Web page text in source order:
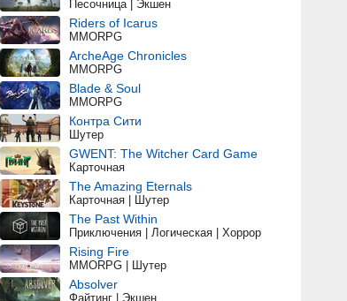
Песочница | Экшен
Riders of Icarus
MMORPG
ArcheAge Chronicles
MMORPG
Blade & Soul
MMORPG
Контра Сити
Шутер
GWENT: The Witcher Card Game
Карточная
The Amazing Eternals
Карточная | Шутер
The Past Within
Приключения | Логическая | Хоррор
Rising Fire
MMORPG | Шутер
Absolver
Файтинг | Экшен